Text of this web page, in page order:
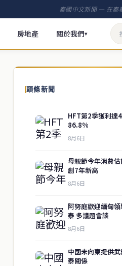
泰國中文新聞 — 在泰
房地產 關於我們▾
頭條新聞
HFT第2季獲利達
86.8%
8月6日
母親節今年消費
創7年新高
8月6日
阿努庭歡迎緬甸
泰 多議題會談
8月6日
中國未向柬提供
泰關係